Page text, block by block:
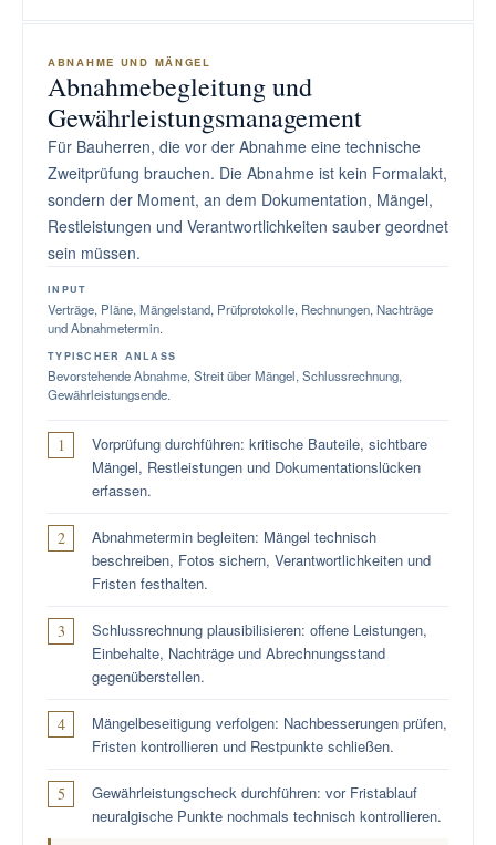
ABNAHME UND MÄNGEL
Abnahmebegleitung und
Gewährleistungsmanagement
Für Bauherren, die vor der Abnahme eine technische
Zweitprüfung brauchen. Die Abnahme ist kein Formalakt,
sondern der Moment, an dem Dokumentation, Mängel,
Restleistungen und Verantwortlichkeiten sauber geordnet
sein müssen.
INPUT
Verträge, Pläne, Mängelstand, Prüfprotokolle, Rechnungen, Nachträge
und Abnahmetermin.
TYPISCHER ANLASS
Bevorstehende Abnahme, Streit über Mängel, Schlussrechnung,
Gewährleistungsende.
Vorprüfung durchführen: kritische Bauteile, sichtbare
Mängel, Restleistungen und Dokumentationslücken
erfassen.
Abnahmetermin begleiten: Mängel technisch
beschreiben, Fotos sichern, Verantwortlichkeiten und
Fristen festhalten.
Schlussrechnung plausibilisieren: offene Leistungen,
Einbehalte, Nachträge und Abrechnungsstand
gegenüberstellen.
Mängelbeseitigung verfolgen: Nachbesserungen prüfen,
Fristen kontrollieren und Restpunkte schließen.
Gewährleistungscheck durchführen: vor Fristablauf
neuralgische Punkte nochmals technisch kontrollieren.